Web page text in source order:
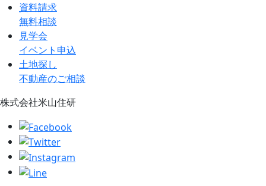
資料請求
無料相談
見学会
イベント申込
土地探し
不動産のご相談
株式会社米山住研